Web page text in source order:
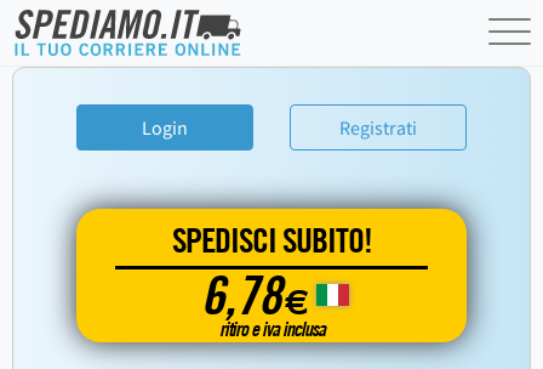
Login Registrati
SPEDISCI SUBITO!
6,78€
ritiro e iva inclusa